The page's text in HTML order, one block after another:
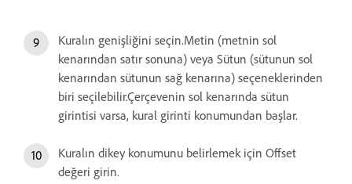
Kuralın genişliğini seçin.Metin (metnin sol
kenarından satır sonuna) veya Sütun (sütunun sol
kenarından sütunun sağ kenarına) seçeneklerinden
biri seçilebilir.Çerçevenin sol kenarında sütun
girintisi varsa, kural girinti konumundan başlar.
Kuralın dikey konumunu belirlemek için Offset
değeri girin.